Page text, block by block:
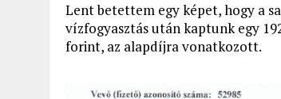
Lent betettem egy képet, hogy a
vízfogyasztás után kaptunk egy
forint, az alapdíjra vonatkozott.